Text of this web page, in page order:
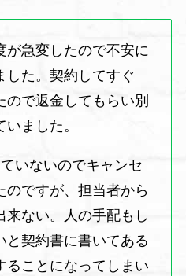
が急変したので不安に
した。契約してすぐ
ので返金してもらい別
ました。
いないのでキャンセ
のですが、担当者から
来ない。人の手配もし
と契約書に書いてある
ることになってしまい